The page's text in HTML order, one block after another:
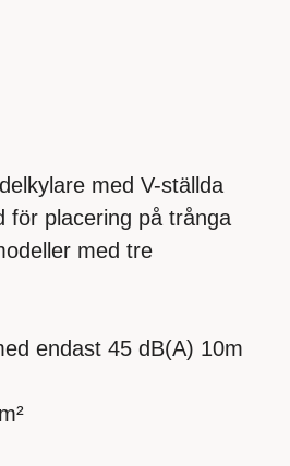
med V-ställda
för placering på trånga
med tre
endast 45 dB(A) 10m